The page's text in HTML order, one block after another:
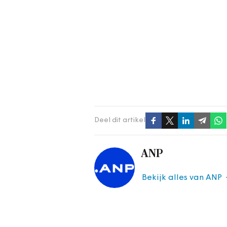
Deel dit artikel
ANP
Bekijk alles van ANP